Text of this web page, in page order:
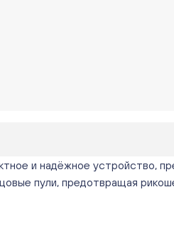
и надёжное устройство,
пули, предотвращая